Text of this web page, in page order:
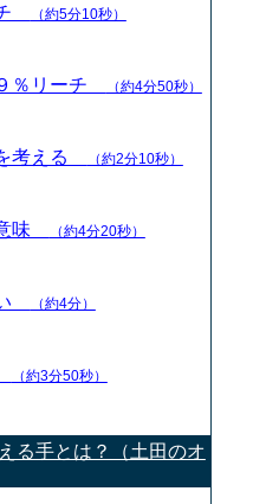
（約5分10秒）
％リーチ （約4分50秒）
考える （約2分10秒）
味 （約4分20秒）
（約4分）
（約3分50秒）
る手とは？（土田のオ